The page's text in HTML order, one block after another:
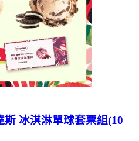
斯 冰淇淋單球套票組(10